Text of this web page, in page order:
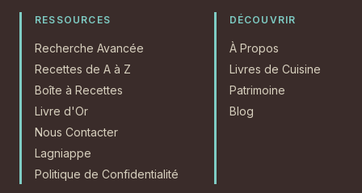
RESSOURCES
Recherche Avancée
Recettes de A à Z
Boîte à Recettes
Livre d'Or
Nous Contacter
Lagniappe
Politique de Confidentialité
DÉCOUVRIR
À Propos
Livres de Cuisine
Patrimoine
Blog